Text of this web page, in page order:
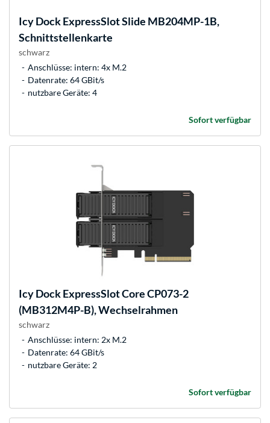
Icy DockExpressSlot Slide MB204MP-1B,
Schnittstellenkarte
schwarz
Anschlüsse: intern: 4x M.2
Datenrate: 64 GBit/s
nutzbare Geräte: 4
Sofort verfügbar
Icy DockExpressSlot Core CP073-2
(MB312M4P-B), Wechselrahmen
schwarz
Anschlüsse: intern: 2x M.2
Datenrate: 64 GBit/s
nutzbare Geräte: 2
Sofort verfügbar